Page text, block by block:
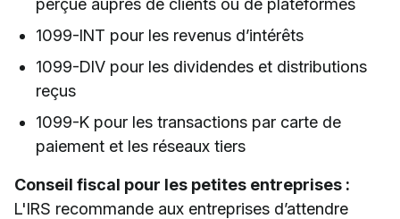
perçue auprès de clients ou de plateformes
1099-INT pour les revenus d’intérêts
1099-DIV pour les dividendes et distributions
reçus
1099-K pour les transactions par carte de
paiement et les réseaux tiers
Conseil fiscal pour les petites entreprises :
L'IRS recommande aux entreprises d’attendre